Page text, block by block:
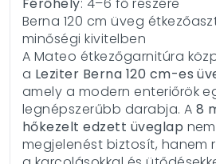
Berna 120 cm üveg
minőségi kivitelben
A Mateo étkezőgarnitúra
a Leziter Berna 120 cm-es
amely a modern enteriőrök
legnépszerűbb darabja. A 8
hőkezelt edzett üveglap
megjelenést biztosít, hanem